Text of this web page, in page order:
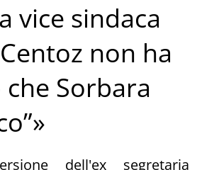
vice sindaca
non ha
Sorbara
dell'ex segretaria